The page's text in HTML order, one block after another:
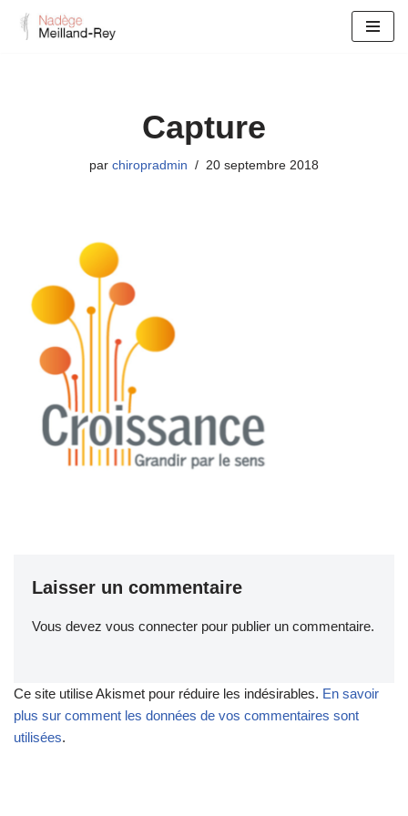
Capture
par chiropradmin 20 septembre 2018
Laisser un commentaire
Vous devez vous connecter pour publier un commentaire.
Ce site utilise Akismet pour réduire les indésirables. En savoir
plus sur comment les données de vos commentaires sont
utilisées.